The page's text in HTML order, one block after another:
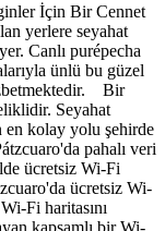
İçin Bir Cennet
yerlere seyahat
Canlı purépecha
ünlü bu güzel
Bir
Seyahat
en kolay yolu şehirde
pahalı veri
ücretsiz Wi-Fi
ücretsiz Wi-
Fi haritasını
kapsamlı bir Wi-